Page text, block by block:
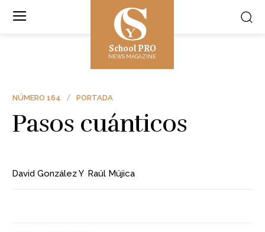
School PRO
NEWS MAGAZINE
NÚMERO 164 PORTADA
Pasos cuánticos
David GonzálezY Raúl Mújica